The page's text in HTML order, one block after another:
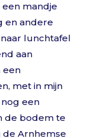
mandje
en andere
lunchtafel
aan
een
met in mijn
een
de bodem te
Arnhemse